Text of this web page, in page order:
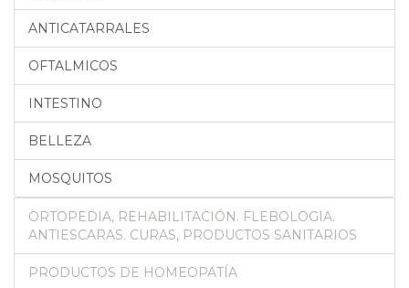
ANTICATARRALES
OFTALMICOS
INTESTINO
BELLEZA
MOSQUITOS
ORTOPEDIA, REHABILITACIÓN. FLEBOLOGIA.
ANTIESCARAS. CURAS, PRODUCTOS SANITARIOS
PRODUCTOS DE HOMEOPATÍA